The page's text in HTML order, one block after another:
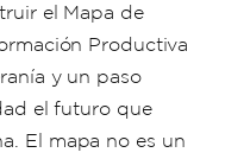
el Mapa de
Productiva
y un paso
el futuro que
El mapa no es un